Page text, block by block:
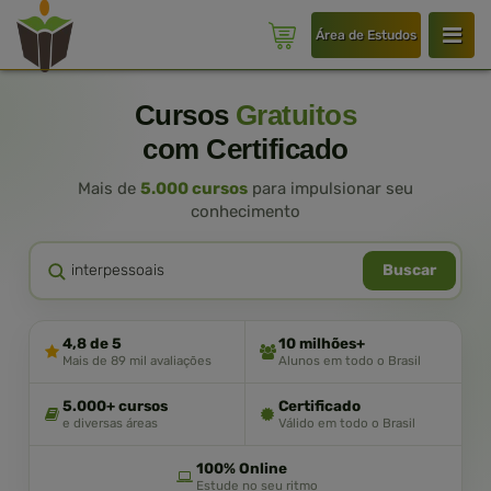
Área de Estudos
Cursos Gratuitos
com Certificado
Mais de 5.000 cursos para impulsionar seu
conhecimento
Buscar
4,8 de 5
Mais de 89 mil avaliações
10 milhões+
Alunos em todo o Brasil
5.000+ cursos
e diversas áreas
Certificado
Válido em todo o Brasil
100% Online
Estude no seu ritmo